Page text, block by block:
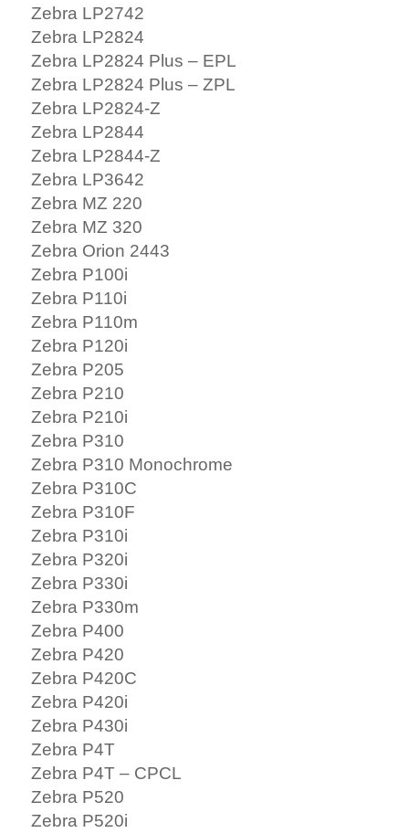
Zebra LP2742
Zebra LP2824
Zebra LP2824 Plus – EPL
Zebra LP2824 Plus – ZPL
Zebra LP2824-Z
Zebra LP2844
Zebra LP2844-Z
Zebra LP3642
Zebra MZ 220
Zebra MZ 320
Zebra Orion 2443
Zebra P100i
Zebra P110i
Zebra P110m
Zebra P120i
Zebra P205
Zebra P210
Zebra P210i
Zebra P310
Zebra P310 Monochrome
Zebra P310C
Zebra P310F
Zebra P310i
Zebra P320i
Zebra P330i
Zebra P330m
Zebra P400
Zebra P420
Zebra P420C
Zebra P420i
Zebra P430i
Zebra P4T
Zebra P4T – CPCL
Zebra P520
Zebra P520i